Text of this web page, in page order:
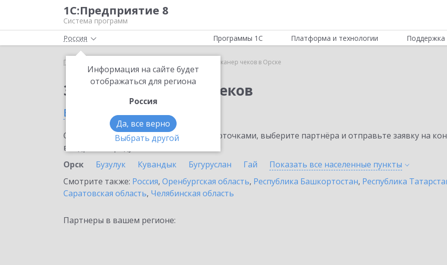
1С:Предприятие 8
Система программ
Россия
Информация на сайте будет
отображаться для региона
Россия
Да, все верно
Выбрать другой
Программы 1С Платформа и технологии Поддержка
Главная 1С:Сканер чеков в Орске
Заказать 1С:Сканер чеков
в Орске
Ознакомьтесь с информационными карточками, выберите партнёра и отправьте заявку на
внедрение продукта.
Орск
Бузулук Кувандык Бугуруслан Гай Показать все населенные пункты
Смотрите также: Россия, Оренбургская область, Республика Башкортостан, Республика
Саратовская область, Челябинская область
Партнеры в вашем регионе: